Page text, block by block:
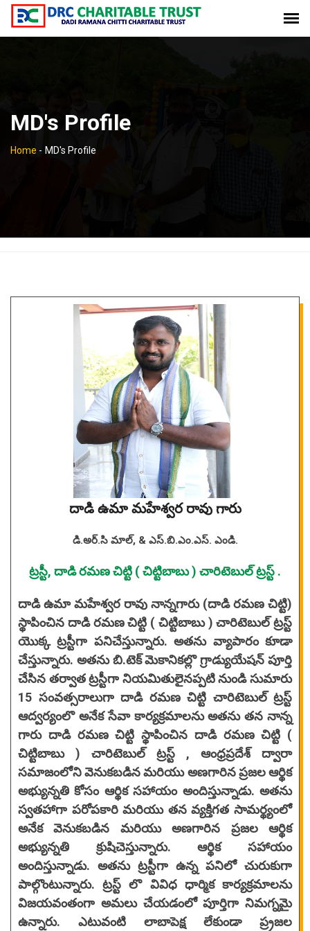
MD's Profile
Home - MD's Profile
దాడి ఉమా మహేశ్వర రావు గారు
డి.అర్.సి మాల్, & ఎస్.బి.ఎం.ఎస్. ఎండి.
ట్రస్టీ, దాడి రమణ చిట్టి ( చిట్టిబాబు ) చారిటెబుల్ ట్రస్ట్ .
దాడి ఉమా మహేశ్వర రావు నాన్నగారు (దాడి రమణ చిట్టి)
స్థాపించిన దాడి రమణ చిట్టి ( చిట్టిబాబు ) చారిటెబుల్ ట్రస్ట్
యొక్క ట్రస్టీగా పనిచేస్తున్నారు. అతను వ్యాపారం కూడా
చేస్తున్నారు. అతను బి.టెక్ మెకానికల్లొ గ్రాడ్యుయేషన్ పూర్తి
చేసిన తర్వాత ట్రస్టీగా నియమితులైనప్పటి నుండి సుమారు
15 సంవత్సరాలుగా దాడి రమణ చిట్టి చారిటెబుల్ ట్రస్ట్
ఆద్వర్యంలొ అనేక సేవా కార్యక్రమాలను అతను తన నాన్న
గారు దాడి రమణ చిట్టి స్థాపించిన దాడి రమణ చిట్టి (
చిట్టిబాబు ) చారిటెబుల్ ట్రస్ట్ , ఆంధ్రప్రదేశ్ ద్వారా
సమాజంలోని వెనుకబడిన మరియు అణగారిన ప్రజల ఆర్థిక
అభ్యున్నతి కోసం ఆర్థిక సహాయం అందిస్తున్నాడు. అతను
స్వతహాగా పరోపకారి మరియు తన వ్యక్తిగత సామర్థ్యంలో
అనేక వెనుకబడిన మరియు అణగారిన ప్రజల ఆర్థిక
అభ్యున్నతి క్రుషిచెస్తున్నారు. ఆర్థిక సహాయం
అందిస్తున్నాడు. అతను ట్రస్టీగా ఉన్న పనిలో చురుకుగా
పాల్గొంటున్నారు. ట్రస్ట్ లొ వివిధ ధార్మిక కార్యక్రమాలను
విజయవంతంగా అమలు చేయడంలో పూర్తిగా నిమగ్నమై
ఉన్నారు. ఎటువంటి లాబాపెక్ష లేకుండా ప్ర్రజల